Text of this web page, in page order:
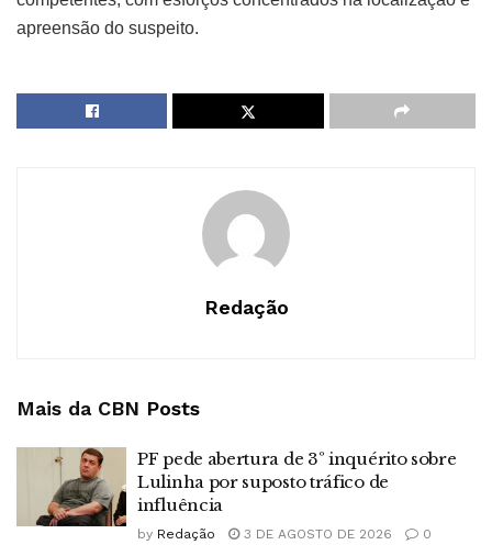
apreensão do suspeito.
Redação
Mais da CBN Posts
PF pede abertura de 3º inquérito sobre
Lulinha por suposto tráfico de
influência
by Redação 3 DE AGOSTO DE 2026 0